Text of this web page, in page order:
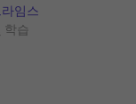
임스
학습